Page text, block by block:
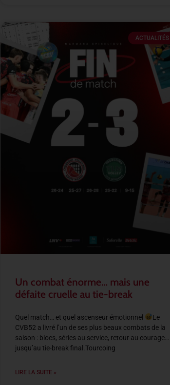
ACTUALITÉS
Un combat énorme… mais une
défaite cruelle au tie-break
Quel match… et quel ascenseur émotionnel
Le
CVB52 a livré l’un de ses plus beaux combats de la
saison : blocs, séries au service, retour au courage…
jusqu’au tie-break final.Tourcoing
LIRE LA SUITE »